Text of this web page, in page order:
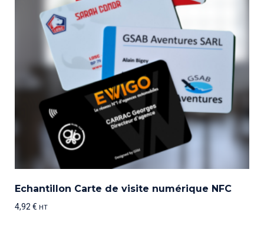
Echantillon Carte de visite numérique NFC
4,92 € HT